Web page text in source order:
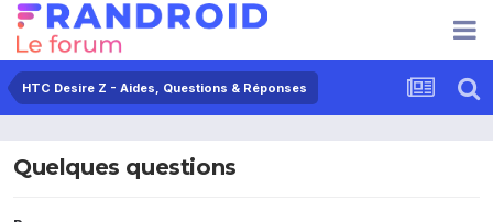
HTC Desire Z - Aides, Questions & Réponses
Quelques questions